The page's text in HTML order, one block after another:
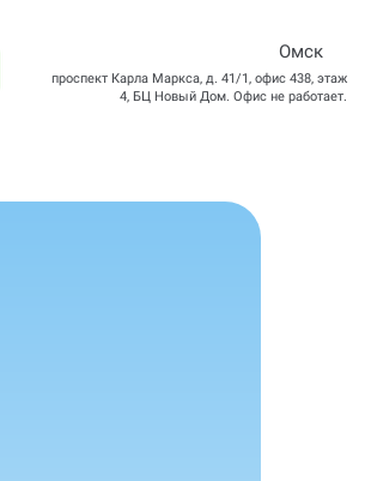
Омск
проспект Карла Маркса, д. 41/1, офис 438, этаж
4, БЦ Новый Дом. Офис не работает.